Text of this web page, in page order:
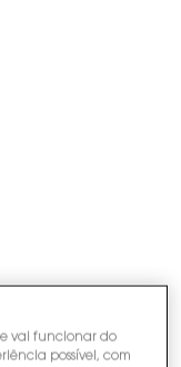
vai funcionar do
possível, com